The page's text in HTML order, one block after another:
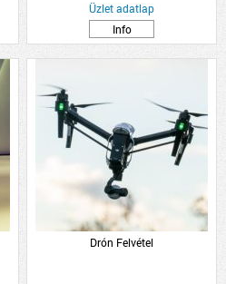
Üzlet adatlap
Info
Drón Felvétel